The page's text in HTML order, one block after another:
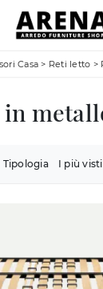
Casa > Reti letto >
Tipologia I più visti